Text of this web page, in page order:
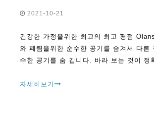
2021-10-21
건강한 가정을위한 최고의 최고 평점
와 폐렴을위한 순수한 공기를 숨겨서 다른
수한 공기를 숨 깁니다. 바라 보는 것이 정
자세히보기